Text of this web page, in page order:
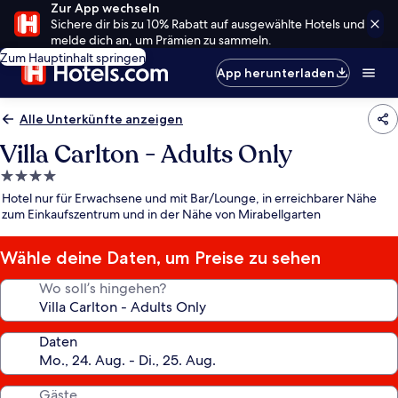
Zur App wechseln
Sichere dir bis zu 10% Rabatt auf ausgewählte Hotels und
melde dich an, um Prämien zu sammeln.
Zum Hauptinhalt springen
App herunterladen
Alle Unterkünfte anzeigen
Villa Carlton - Adults Only
4.0-
Sterne-
Unterkunft
Hotel nur für Erwachsene und mit Bar/Lounge, in erreichbarer Nähe
zum Einkaufszentrum und in der Nähe von Mirabellgarten
Wähle deine Daten, um Preise zu sehen
Wo soll’s hingehen?
Daten